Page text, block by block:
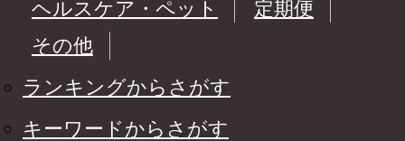
ヘルスケア・ペット
定期便
その他
ランキングからさがす
キーワードからさがす